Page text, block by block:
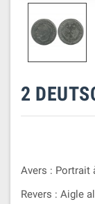
2
Avers : Portrait
Revers : Aigle